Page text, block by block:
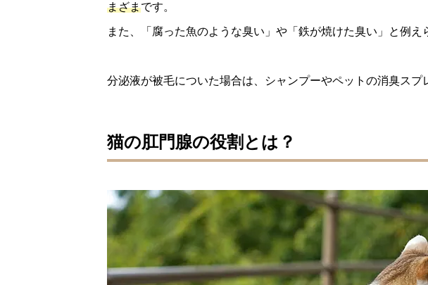
まざまです。
また、「腐った魚のような臭い」や「鉄が焼けた臭い」と例え
分泌液が被毛についた場合は、シャンプーやペットの消臭スプ
猫の肛門腺の役割とは？